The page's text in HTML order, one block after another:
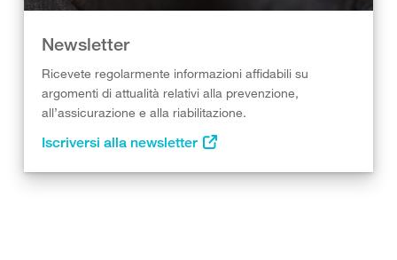
Newsletter
Ricevete regolarmente informazioni affidabili su
argomenti di attualità relativi alla prevenzione,
all’assicurazione e alla riabilitazione.
Iscriversi alla newsletter